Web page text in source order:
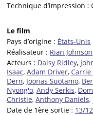
Technique d’impression :
Le film
Pays d’origine : États-Unis
Réalisateur : Rian Johnson
Acteurs : Daisy Ridley,
Isaac, Adam Driver, Carrie
Dern, Joonas Suotamo,
Nyong'o, Andy Serkis,
Christie, Anthony Daniels,
Date de 1ère sortie : 13/